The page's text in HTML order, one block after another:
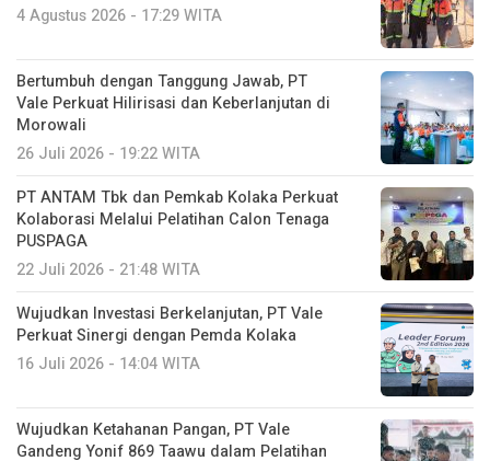
4 Agustus 2026 - 17:29 WITA
Bertumbuh dengan Tanggung Jawab, PT
Vale Perkuat Hilirisasi dan Keberlanjutan di
Morowali
26 Juli 2026 - 19:22 WITA
PT ANTAM Tbk dan Pemkab Kolaka Perkuat
Kolaborasi Melalui Pelatihan Calon Tenaga
PUSPAGA
22 Juli 2026 - 21:48 WITA
Wujudkan Investasi Berkelanjutan, PT Vale
Perkuat Sinergi dengan Pemda Kolaka
16 Juli 2026 - 14:04 WITA
Wujudkan Ketahanan Pangan, PT Vale
Gandeng Yonif 869 Taawu dalam Pelatihan